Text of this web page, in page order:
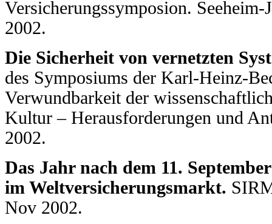
Versicherungssymposion.
2002.
Die Sicherheit von vernetzten
des Symposiums der Karl-Heinz-
Verwundbarkeit der
Kultur – Herausforderungen und
2002.
Das Jahr nach dem 11.
im Weltversicherungsmarkt.
Nov 2002.